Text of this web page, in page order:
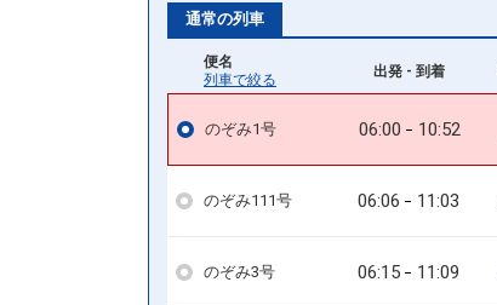
通常の列車
便名
列車で絞る
出発 - 到着
のぞみ1号 06:00 10:52
のぞみ111号 06:06 11:03
のぞみ3号 06:15 11:09